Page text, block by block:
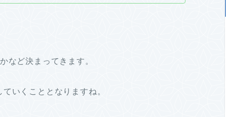
など決まってきます。
いくこととなりますね。